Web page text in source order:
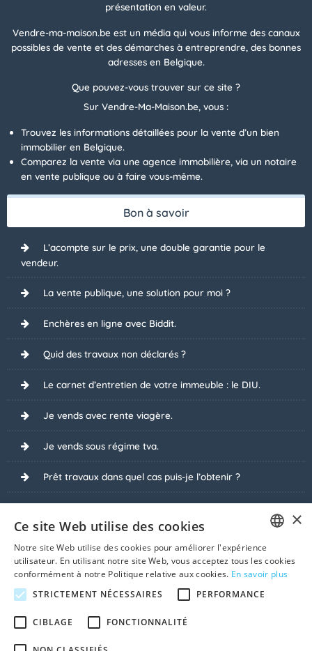
présentation en valeur.
Vendre-ma-maison.be est un média qui vous informe des canaux
possibles de vente et des démarches à entreprendre, des bonnes
adresses en Belgique.
Que pouvez-vous trouver sur ce site ?
Sur Vendre-Ma-Maison.be, vous :
Trouvez les informations détaillées pour la vente d’un bien
immobilier en Belgique.
Comparez la vente via une agence immobilière, via un notaire
en vente publique ou à faire vous-même.
Bon à savoir
L’acompte sur le prix, une double garantie pour le
vendeur.
La vente publique, une solution pour moi ?
Enchères en ligne avec Biddit.
Quid des travaux non déclarés ?
Le carnet d’entretien de votre immeuble : le DIU.
Je vends avec rente viagère.
Je vends sous régime tva.
Prêt travaux dans quel cas puis-je l’obtenir ?
?
demande une option d’achat.
FRENCH
DUTCH
×
Ce site Web utilise des cookies
Notre site Web utilise des cookies pour améliorer l'expérience
utilisateur. En utilisant notre site Web, vous acceptez tous les cookies
conformément à notre Politique relative aux cookies. En savoir plus
STRICTEMENT NÉCESSAIRES
PERFORMANCE
CIBLAGE FONCTIONNALITÉ